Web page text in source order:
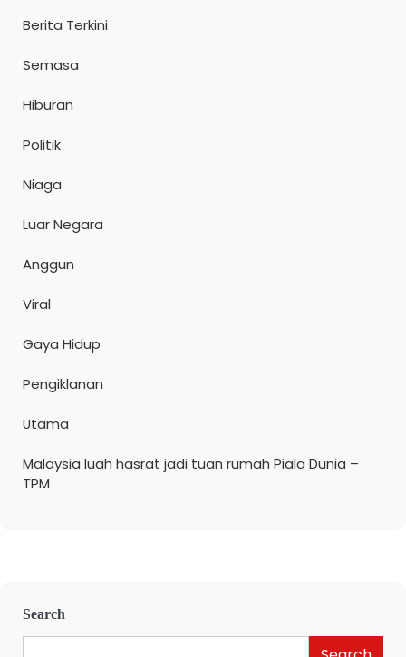
Berita Terkini
Semasa
Hiburan
Politik
Niaga
Luar Negara
Anggun
Viral
Gaya Hidup
Pengiklanan
Utama
Malaysia luah hasrat jadi tuan rumah Piala Dunia –
TPM
Search